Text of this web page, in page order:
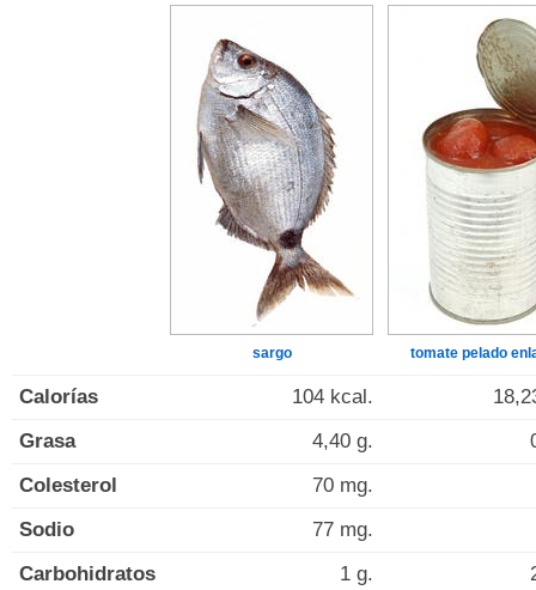
sargo tomate pelado
Calorías 104 kcal.
Grasa
4,40 g.
Colesterol
70 mg.
Sodio
77 mg.
Carbohidratos
1 g.